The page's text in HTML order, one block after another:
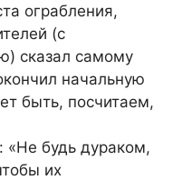
ограбления,
(с
сказал самому
начальную
быть, посчитаем,
«Не будь дураком,
их